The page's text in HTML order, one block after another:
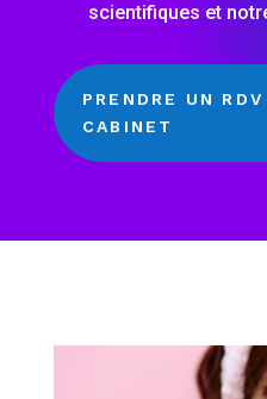
scientifiques et
PRENDRE UN
CABINET